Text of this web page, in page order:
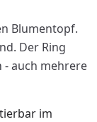
Blumentopf.
Der Ring
auch mehrere
im